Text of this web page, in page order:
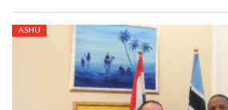
TROPICALMAGAZIN
ASHU